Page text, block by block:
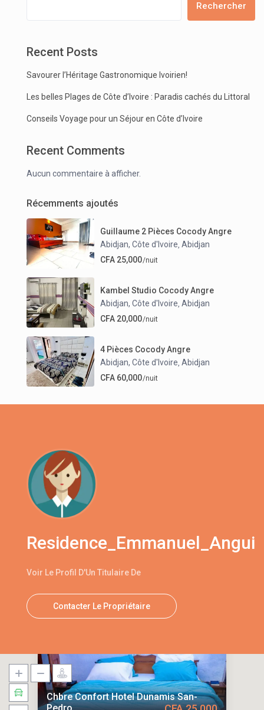
Rechercher
Recent Posts
Savourer l’Héritage Gastronomique Ivoirien!
Les belles Plages de Côte d’Ivoire : Paradis cachés du Littoral
Conseils Voyage pour un Séjour en Côte d’Ivoire
Recent Comments
Aucun commentaire à afficher.
Récemments ajoutés
Guillaume 2 Pièces Cocody Angre
Abidjan, Côte d'Ivoire ,Abidjan
CFA 25,000/nuit
Kambel Studio Cocody Angre
Abidjan, Côte d'Ivoire ,Abidjan
CFA 20,000/nuit
4 Pièces Cocody Angre
Abidjan, Côte d'Ivoire ,Abidjan
CFA 60,000/nuit
Residence_Emmanuel_Angui
Voir Le Profil D'Un Titulaire De
Contacter Le Propriétaire
Chbre Confort Hotel Dunamis San-